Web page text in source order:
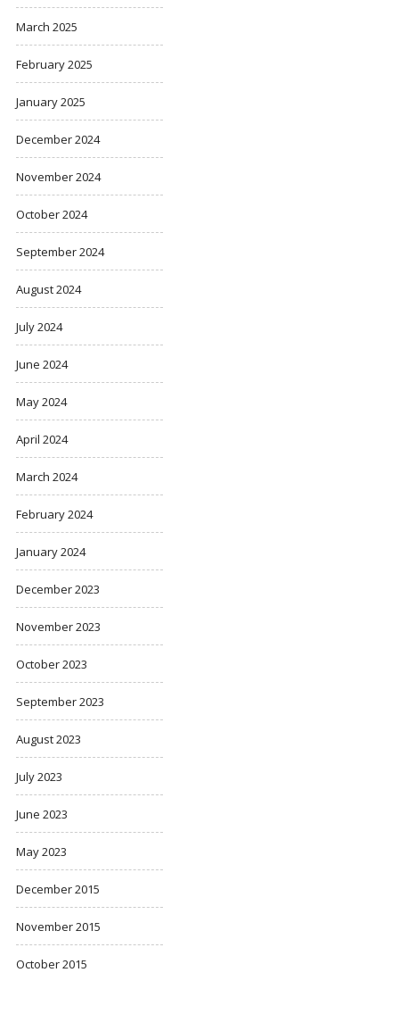
March 2025
February 2025
January 2025
December 2024
November 2024
October 2024
September 2024
August 2024
July 2024
June 2024
May 2024
April 2024
March 2024
February 2024
January 2024
December 2023
November 2023
October 2023
September 2023
August 2023
July 2023
June 2023
May 2023
December 2015
November 2015
October 2015